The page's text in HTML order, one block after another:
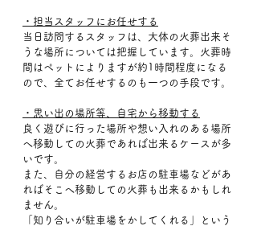
・担当スタッフにお任せする
当日訪問するスタッフは、大体の火葬出来そ
うな場所については把握しています。火葬時
間はペットによりますが約1時間程度になる
ので、全てお任せするのも一つの手段です。
・思い出の場所等、自宅から移動する
良く遊びに行った場所や想い入れのある場所
へ移動しての火葬であれば出来るケースが多
いです。
また、自分の経営するお店の駐車場などがあ
ればそこへ移動しての火葬も出来るかもしれ
ません。
「知り合いが駐車場をかしてくれる」という